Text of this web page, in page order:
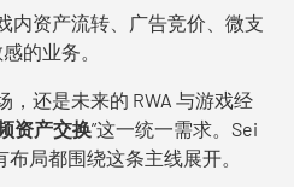
内资产流转、广告竞价、微支
的业务。
，还是未来的 RWA 与游戏经
资产交换”这一统一需求。Sei
局都围绕这条主线展开。